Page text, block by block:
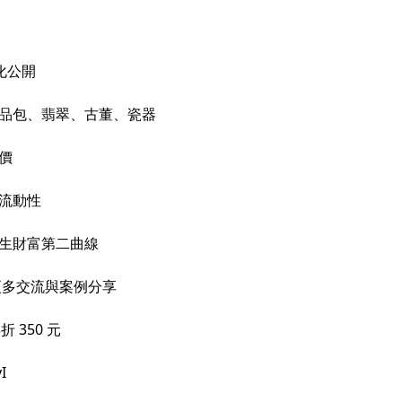
公開
包、翡翠、古董、瓷器
動性
財富第二曲線
交流與案例分享
350 元